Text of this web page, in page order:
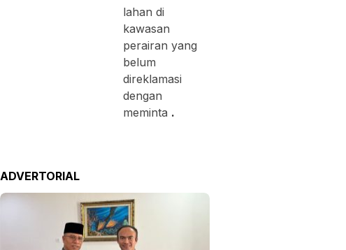
lahan di
kawasan
perairan yang
belum
direklamasi
dengan
meminta .
ADVERTORIAL